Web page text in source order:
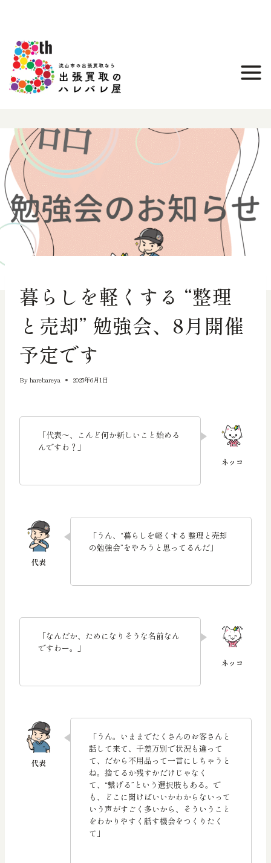
暮らしを軽くする “整理
と売却” 勉強会、8月開催
予定です
By harebareya 2025年6月1日
「代表〜、こんど何か新しいこと始める
んですわ？」
「うん、“暮らしを軽くする 整理と売却
の勉強会”をやろうと思ってるんだ」
「なんだか、ためになりそうな名前なん
ですわー。」
「うん。いままでたくさんのお客さんと
話して来て、千差万別で状況も違って
て、だから不用品って一言にしちゃうと
ね。捨てるか残すかだけじゃなく
て、“繋げる”という選択肢もある。で
も、どこに聞けばいいかわからないって
いう声がすごく多いから、そういうこと
をわかりやすく話す機会をつくりたく
て」